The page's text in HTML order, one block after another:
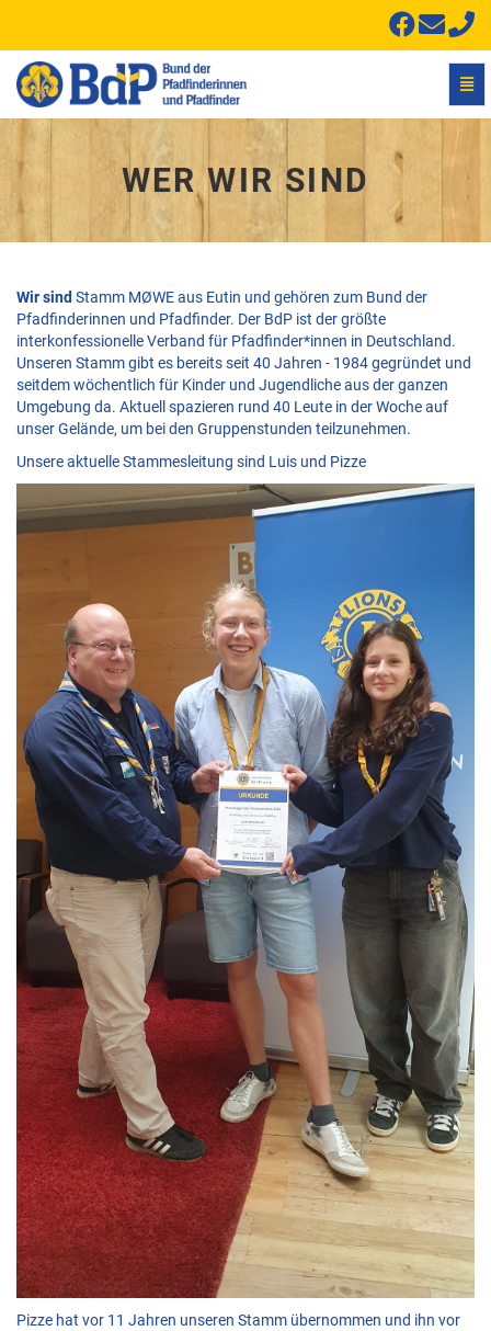
Wer
sind
zur
WER WIR SIND
Wir sind Stamm MØWE aus Eutin und gehören zum Bund der
Pfadfinderinnen und Pfadfinder. Der BdP ist der größte
interkonfessionelle Verband für Pfadfinder*innen in Deutschland.
Unseren Stamm gibt es bereits seit 40 Jahren - 1984 gegründet und
seitdem wöchentlich für Kinder und Jugendliche aus der ganzen
Umgebung da. Aktuell spazieren rund 40 Leute in der Woche auf
unser Gelände, um bei den Gruppenstunden teilzunehmen.
Unsere aktuelle Stammesleitung sind Luis und Pizze
Pizze hat vor 11 Jahren unseren Stamm übernommen und ihn vor